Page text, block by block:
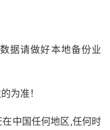
据请做好本地备份业
为准！
在中国任何地区,任何时